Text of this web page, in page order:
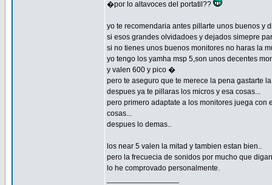
�por lo altavoces del portatil??
yo te recomendaria antes pillarte unos buenos y
si esos grandes olvidadoes y dejados simepre
si no tienes unos buenos monitores no haras la
yo tengo los yamha msp 5,son unos decentes
y valen 600 y pico �
pero te aseguro que te merece la pena gastarte
despues ya te pillaras los micros y esa cosas...
pero primero adaptate a los monitores juega con
cosas...
despues lo demas..
los near 5 valen la mitad y tambien estan bien..
pero la frecuecia de sonidos por mucho que
lo he comprovado personalmente.